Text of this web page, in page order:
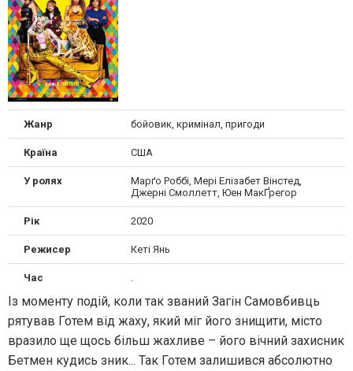
Жанр бойовик, кримінал, пригоди
Країна США
У ролях
Марґо Роббі, Мері Елізабет Вінстед,
Джерні Смоллетт, Юен МакҐрегор
Рік 2020
Режисер Кеті Янь
Час
Із моменту подій, коли так званий Загін Самовбивць
рятував Готем від жаху, який міг його знищити, місто
вразило ще щось більш жахливе – його вічний захисник
Бетмен кудись зник... Так Готем залишився абсолютно